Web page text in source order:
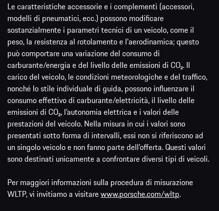
Le caratteristiche accessorie e i complementi (accessori,
modelli di pneumatici, ecc.) possono modificare
sostanzialmente i parametri tecnici di un veicolo, come il
peso, la resistenza al rotolamento e l'aerodinamica; questo
può comportare una variazione del consumo di
carburante/energia e del livello delle emissioni di CO₂. Il
carico del veicolo, le condizioni meteorologiche e del traffico,
nonché lo stile individuale di guida, possono influenzare il
consumo effettivo di carburante/elettricità, il livello delle
emissioni di CO₂, l’autonomia elettrica e i valori delle
prestazioni del veicolo. Nella misura in cui i valori sono
presentati sotto forma di intervalli, essi non si riferiscono ad
un singolo veicolo e non fanno parte dell'offerta. Questi valori
sono destinati unicamente a confrontare diversi tipi di veicoli.
Per maggiori informazioni sulla procedura di misurazione
WLTP, vi invitiamo a visitarewww.porsche.com/wltp.